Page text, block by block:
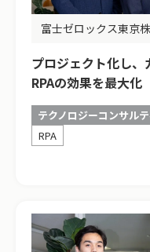
富士ゼロックス東京
プロジェクト化し
RPAの効果を最大化
テクノロジーコンサル
RPA